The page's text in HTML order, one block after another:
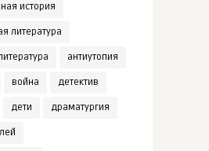
история
литература
антиутопия
война детектив
дети драматургия